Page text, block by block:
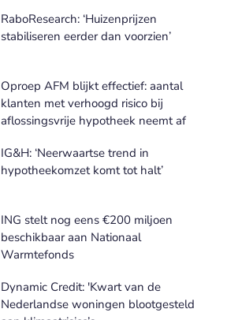
RaboResearch: ‘Huizenprijzen
stabiliseren eerder dan voorzien’
Oproep AFM blijkt effectief: aantal
klanten met verhoogd risico bij
aflossingsvrije hypotheek neemt af
IG&H: ‘Neerwaartse trend in
hypotheekomzet komt tot halt’
ING stelt nog eens €200 miljoen
beschikbaar aan Nationaal
Warmtefonds
Dynamic Credit: 'Kwart van de
Nederlandse woningen blootgesteld